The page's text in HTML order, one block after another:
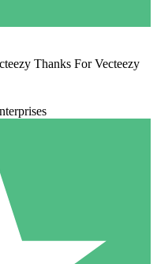
Thanks For Vecteezy